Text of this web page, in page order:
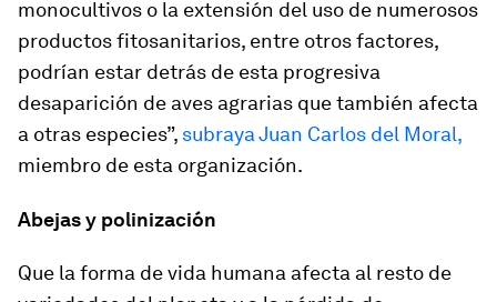
monocultivos o la extensión del uso de numerosos
productos fitosanitarios, entre otros factores,
podrían estar detrás de esta progresiva
desaparición de aves agrarias que también afecta
a otras especies”, subraya Juan Carlos del Moral,
miembro de esta organización.
Abejas y polinización
Que la forma de vida humana afecta al resto de